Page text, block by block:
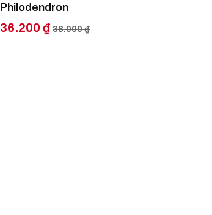
Philodendron
36.200 ₫ 38.000 ₫